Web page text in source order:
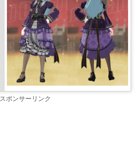
スポンサーリンク